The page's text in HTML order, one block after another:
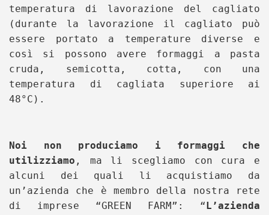
temperatura di lavorazione del cagliato
(durante la lavorazione il cagliato può
essere portato a temperature diverse e
così si possono avere formaggi a pasta
cruda, semicotta, cotta, con una
temperatura di cagliata superiore ai
48°C).
Noi non produciamo i formaggi che
utilizziamo , ma li scegliamo con cura e
alcuni dei quali li acquistiamo da
un’azienda che è membro della nostra rete
di imprese “GREEN FARM”: “L’azienda